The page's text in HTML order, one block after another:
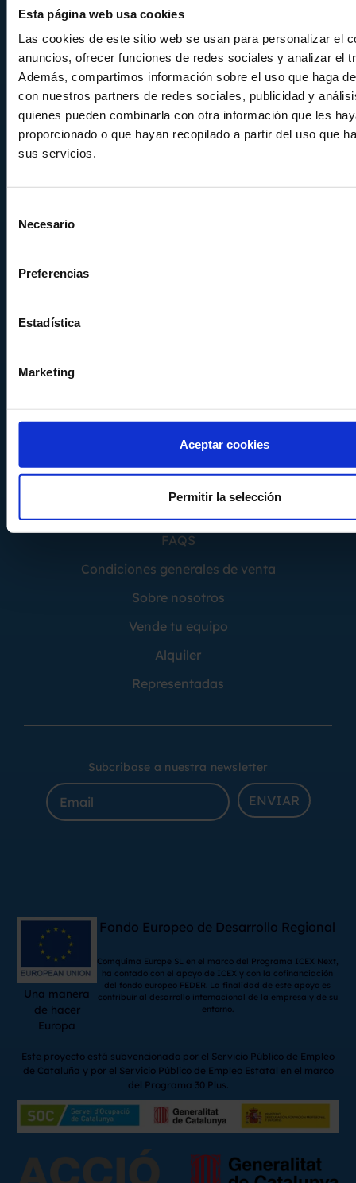
Esta página web usa cookies
Las cookies de este sitio web se usan para personalizar el
anuncios, ofrecer funciones de redes sociales y analizar el
Además, compartimos información sobre el uso que haga
con nuestros partners de redes sociales, publicidad y
quienes pueden combinarla con otra información que les
proporcionado o que hayan recopilado a partir del uso que
sus servicios.
Necesario
Preferencias
Estadística
Marketing
Aceptar cookies
Permitir la selección
Calle Alemania, 32
08520 Les Franqueses del Valles
Barcelona-España
info@comquima.com
08100 - Mollet del Vallés
Barcelona - España
FAQS
Condiciones generales de venta
Sobre nosotros
Vende tu equipo
Alquiler
Representadas
Subcribase a nuestra newsletter
ENVIAR
Una manera
de hacer
Europa
Fondo Europeo de Desarrollo Regional
Comquima Europe SL en el marco del Programa ICEX Next,
ha contado con el apoyo de ICEX y con la cofinanciación
del fondo europeo FEDER. La finalidad de este apoyo es
contribuir al desarrollo internacional de la empresa y de su
entorno.
Este proyecto está subvencionado por el Servicio Público de Empleo
de Cataluña y por el Servicio Público de Empleo Estatal en el marco
del Programa 30 Plus.